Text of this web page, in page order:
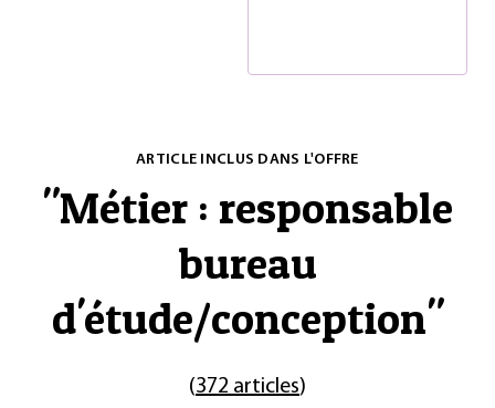
ARTICLE INCLUS DANS L'OFFRE
"Métier : responsable
bureau
d'étude/conception"
(372 articles)